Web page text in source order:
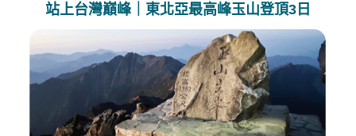
站上台灣巔峰｜東北亞最高峰玉山登頂3日